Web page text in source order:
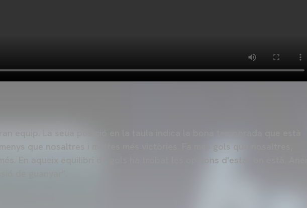
que nosaltres i moltes més victòries. Fa més gols que nosaltres,
En aqueix equilibri de gols ha trobat les opcions d'estar on està. Anem